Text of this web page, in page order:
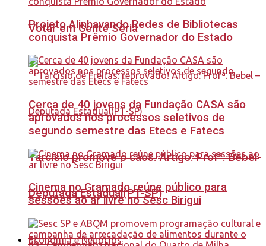
Votar em Gente Séria
Tarcísio promove o caos. Artigo: Profª. Bebel-
Deputada Estadual(PT-SP)
Economia e Negócios
Projeto Alinhavando Redes de Bibliotecas
conquista Prêmio Governador do Estado
Cerca de 40 jovens da Fundação CASA são
aprovados nos processos seletivos de
segundo semestre das Etecs e Fatecs
Cinema no Gramado reúne público para
sessões ao ar livre no Sesc Birigui